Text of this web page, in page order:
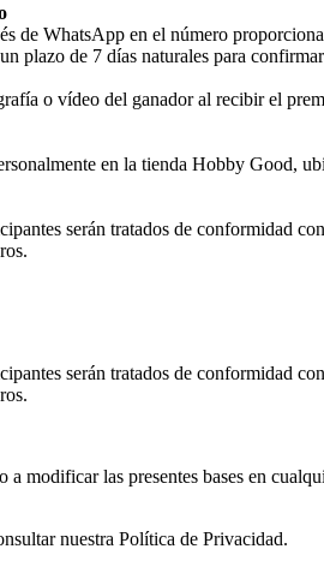
de WhatsApp en el número
plazo de 7 días naturales para
o vídeo del ganador al recibir el
en la tienda Hobby Good,
serán tratados de conformidad
serán tratados de conformidad
a modificar las presentes bases en
nuestra Política de Privacidad.